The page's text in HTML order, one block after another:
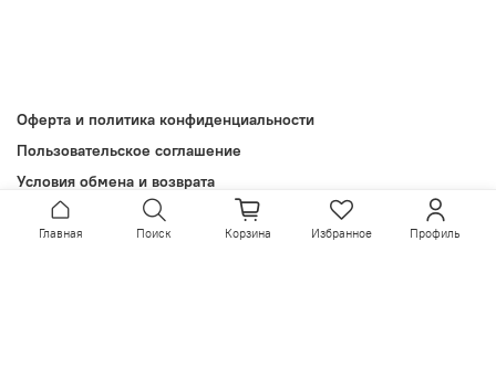
Оферта и политика конфиденциальности
Пользовательское соглашение
Условия обмена и возврата
Обратная связь
Главная Поиск Корзина Избранное Профиль